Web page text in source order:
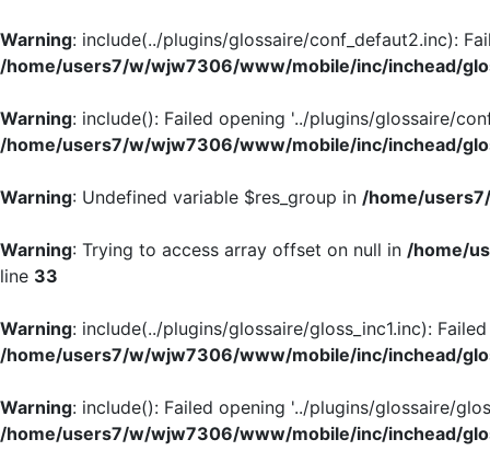
Warning: include(../plugins/glossaire/conf_defaut2.inc):
/home/users7/w/wjw7306/www/mobile/inc/inchead/
Warning: include(): Failed opening '../plugins/glossaire/
/home/users7/w/wjw7306/www/mobile/inc/inchead/
Warning: Undefined variable $res_group in /home/
Warning: Trying to access array offset on null in /home/
line 33
Warning: include(../plugins/glossaire/gloss_inc1.inc):
/home/users7/w/wjw7306/www/mobile/inc/inchead/
Warning: include(): Failed opening '../plugins/glossaire/
/home/users7/w/wjw7306/www/mobile/inc/inchead/